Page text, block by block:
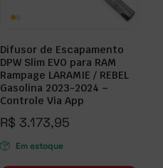
Difusor de Escapamento
DPW Slim EVO para RAM
Rampage LARAMIE / REBEL
Gasolina 2023-2024 –
Controle Via App
R$ 3.173,95
Em estoque